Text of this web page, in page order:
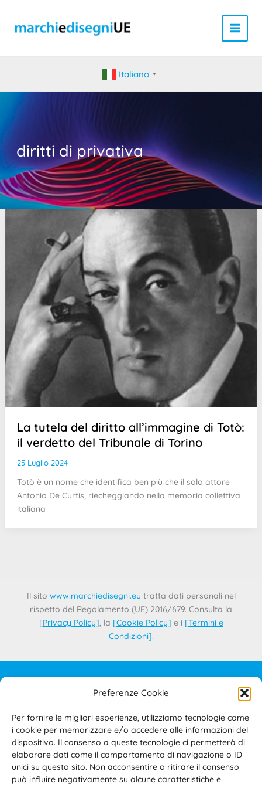
Preferenze Cookie
Per fornire le migliori esperienze, utilizziamo tecnologie come
i cookie per memorizzare e/o accedere alle informazioni del
dispositivo. Il consenso a queste tecnologie ci permetterà di
elaborare dati come il comportamento di navigazione o ID
unici su questo sito. Non acconsentire o ritirare il consenso
può influire negativamente su alcune caratteristiche e
contenuto
Italiano ▼
diritti di privativa
La tutela del diritto all’immagine di Totò:
il verdetto del Tribunale di Torino
25 Luglio 2024
Totò è un nome che identifica ben più che il solo attore
Antonio De Curtis, riecheggiando nella memoria collettiva
italiana
Il sito www.marchiedisegni.eu tratta dati personali nel
rispetto del Regolamento (UE) 2016/679. Consulta la
[Privacy Policy], la [Cookie Policy] e i [Termini e
Condizioni].
IL PROGETTO
PRIVACY POLICY
COOKIE POLICY
TERMINI E CONDIZIONI D’USO DEL SITO E DELL’AREA
RISERVATA